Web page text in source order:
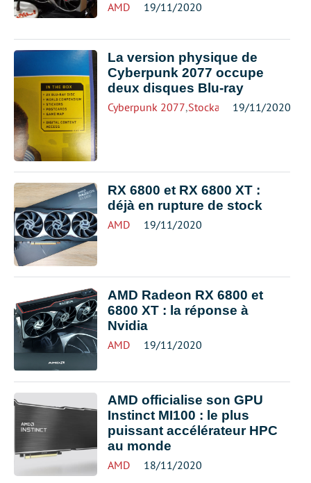
AMD 19/11/2020
La version physique de
Cyberpunk 2077 occupe
deux disques Blu-ray
Cyberpunk 2077,Stockage 19/11/2020
RX 6800 et RX 6800 XT :
déjà en rupture de stock
AMD 19/11/2020
AMD Radeon RX 6800 et
6800 XT : la réponse à
Nvidia
AMD 19/11/2020
AMD officialise son GPU
Instinct MI100 : le plus
puissant accélérateur HPC
au monde
AMD 18/11/2020